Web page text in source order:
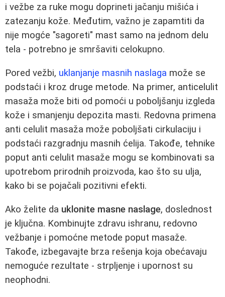
i vežbe za ruke mogu doprineti jačanju mišića i
zatezanju kože. Međutim, važno je zapamtiti da
nije mogće "sagoreti" mast samo na jednom delu
tela - potrebno je smršaviti celokupno.
Pored vežbi, uklanjanje masnih naslaga može se
podstaći i kroz druge metode. Na primer, anticelulit
masaža može biti od pomoći u poboljšanju izgleda
kože i smanjenju depozita masti. Redovna primena
anti celulit masaža može poboljšati cirkulaciju i
podstaći razgradnju masnih ćelija. Takođe, tehnike
poput anti celulit masaže mogu se kombinovati sa
upotrebom prirodnih proizvoda, kao što su ulja,
kako bi se pojačali pozitivni efekti.
Ako želite da uklonite masne naslage, doslednost
je ključna. Kombinujte zdravu ishranu, redovno
vežbanje i pomoćne metode poput masaže.
Takođe, izbegavajte brza rešenja koja obećavaju
nemoguće rezultate - strpljenje i upornost su
neophodni.